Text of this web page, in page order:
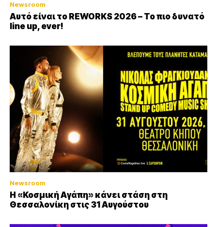
Newsroom
Αυτό είναι το REWORKS 2026 – Το πιο δυνατό
line up, ever!
Newsroom
Η «Κοσμική Αγάπη» κάνει στάση στη
Θεσσαλονίκη στις 31 Αυγούστου